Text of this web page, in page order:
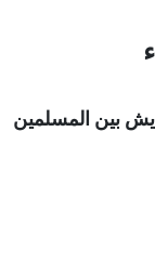
بين المسلمين